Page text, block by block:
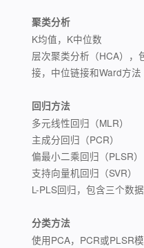
聚类分析
K均值，K中位数
层次聚类分析（HCA），
接，中位链接和Ward方法
回归方法
多元线性回归（MLR）
主成分回归（PCR）
偏最小二乘回归（PLSR）
支持向量机回归（SVR）
L-PLS回归，包含三个数
分类方法
使用PCA，PCR或PLSR